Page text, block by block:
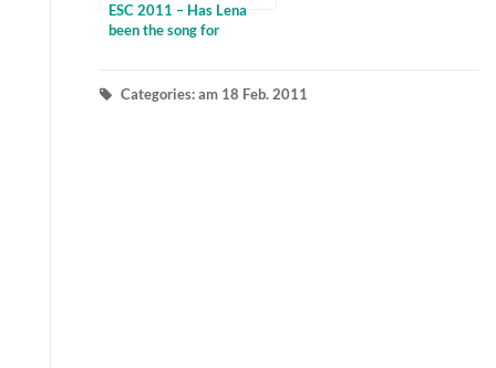
ESC 2011 – Has Lena
been the song for
Categories: am 18 Feb. 2011